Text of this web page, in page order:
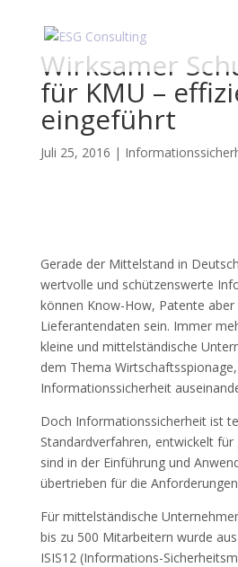
Wirksamer
für KMU –
eingeführt
Juli 25, 2016 |
Gerade der Mittelstand in
wertvolle und schützenswerte
können Know-How, Patente
Lieferantendaten sein. Immer
kleine und mittelständische
dem Thema
Informationssicherheit
Doch Informationssicherheit ist
Standardverfahren, entwickelt
sind in der Einführung und
übertrieben für die
Für mittelständische
bis zu 500 Mitarbeitern wurde
ISIS12 (Informations-